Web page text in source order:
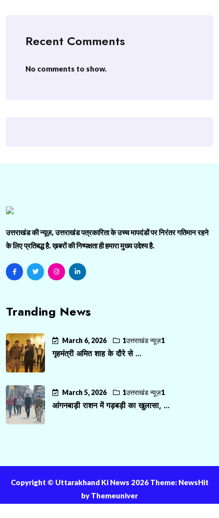
Recent Comments
No comments to show.
उत्तराखंड की न्यूज़, उत्तराखंड पत्रकारिता के उच्च मापदंडों पर निरंतर गतिमान रहने
के लिए प्रतिबद्ध है. ख़बरों की निष्पक्षता ही हमारा मुख्य उद्देश्य है.
Tranding News
March 6, 2026 1उत्तराखंड न्यूज़1
गृहमंत्री अमित शाह के दौरे से ...
March 5, 2026 1उत्तराखंड न्यूज़1
आंगनबाड़ी राशन में गड़बड़ी का खुलासा, ...
Copyright ©️ Uttarakhand Ki News 2026 Theme: NewsHit
by Themeuniver